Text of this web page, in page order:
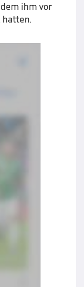
ihm vor
hatten.